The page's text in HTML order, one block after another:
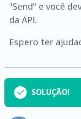
"Send" e você
da API.
Espero ter
SOLUÇÃO!